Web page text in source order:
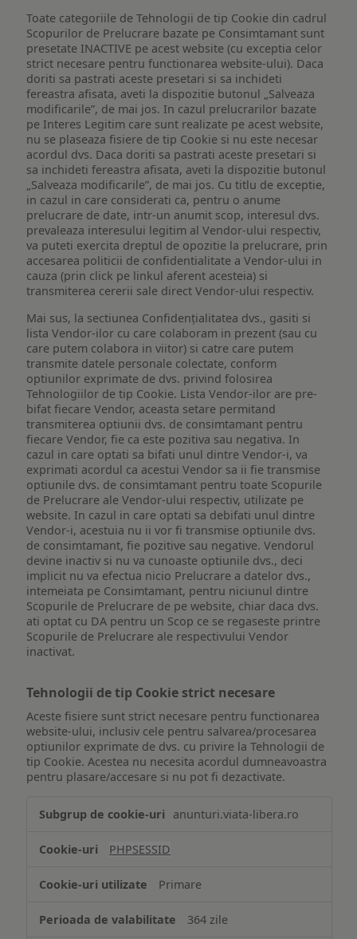
Toate categoriile de Tehnologii de tip Cookie din cadrul
Scopurilor de Prelucrare bazate pe Consimtamant sunt
presetate INACTIVE pe acest website (cu exceptia celor
strict necesare pentru functionarea website-ului). Daca
doriti sa pastrati aceste presetari si sa inchideti
fereastra afisata, aveti la dispozitie butonul „Salveaza
modificarile”, de mai jos. In cazul prelucrarilor bazate
pe Interes Legitim care sunt realizate pe acest website,
nu se plaseaza fisiere de tip Cookie si nu este necesar
acordul dvs. Daca doriti sa pastrati aceste presetari si
sa inchideti fereastra afisata, aveti la dispozitie butonul
„Salveaza modificarile”, de mai jos. Cu titlu de exceptie,
in cazul in care considerati ca, pentru o anume
prelucrare de date, intr-un anumit scop, interesul dvs.
prevaleaza interesului legitim al Vendor-ului respectiv,
va puteti exercita dreptul de opozitie la prelucrare, prin
accesarea politicii de confidentialitate a Vendor-ului in
cauza (prin click pe linkul aferent acesteia) si
transmiterea cererii sale direct Vendor-ului respectiv.
Mai sus, la sectiunea Confidențialitatea dvs., gasiti si
lista Vendor-ilor cu care colaboram in prezent (sau cu
care putem colabora in viitor) si catre care putem
transmite datele personale colectate, conform
optiunilor exprimate de dvs. privind folosirea
Tehnologiilor de tip Cookie. Lista Vendor-ilor are pre-
bifat fiecare Vendor, aceasta setare permitand
transmiterea optiunii dvs. de consimtamant pentru
fiecare Vendor, fie ca este pozitiva sau negativa. In
cazul in care optati sa bifati unul dintre Vendor-i, va
exprimati acordul ca acestui Vendor sa ii fie transmise
optiunile dvs. de consimtamant pentru toate Scopurile
de Prelucrare ale Vendor-ului respectiv, utilizate pe
website. In cazul in care optati sa debifati unul dintre
Vendor-i, acestuia nu ii vor fi transmise optiunile dvs.
de consimtamant, fie pozitive sau negative. Vendorul
devine inactiv si nu va cunoaste optiunile dvs., deci
implicit nu va efectua nicio Prelucrare a datelor dvs.,
intemeiata pe Consimtamant, pentru niciunul dintre
Scopurile de Prelucrare de pe website, chiar daca dvs.
ati optat cu DA pentru un Scop ce se regaseste printre
Scopurile de Prelucrare ale respectivului Vendor
inactivat.
Tehnologii de tip Cookie strict necesare
Aceste fisiere sunt strict necesare pentru functionarea
website-ului, inclusiv cele pentru salvarea/procesarea
optiunilor exprimate de dvs. cu privire la Tehnologii de
tip Cookie. Acestea nu necesita acordul dumneavoastra
pentru plasare/accesare si nu pot fi dezactivate.
de
Cookie
necesare
anunturi.viata-libera.ro
PHPSESSID
Primare
364 zile